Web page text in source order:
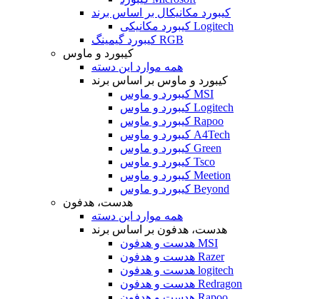
کیبورد مکانیکال بر اساس برند
کیبورد مکانیکی Logitech
کیبورد گیمینگ RGB
کیبورد و ماوس
همه موارد این دسته
کیبورد و ماوس بر اساس برند
کیبورد و ماوس MSI
کیبورد و ماوس Logitech
کیبورد و ماوس Rapoo
کیبورد و ماوس A4Tech
کیبورد و ماوس Green
کیبورد و ماوس Tsco
کیبورد و ماوس Meetion
کیبورد و ماوس Beyond
هدست، هدفون
همه موارد این دسته
هدست، هدفون بر اساس برند
هدست و هدفون MSI
هدست و هدفون Razer
هدست و هدفون logitech
هدست و هدفون Redragon